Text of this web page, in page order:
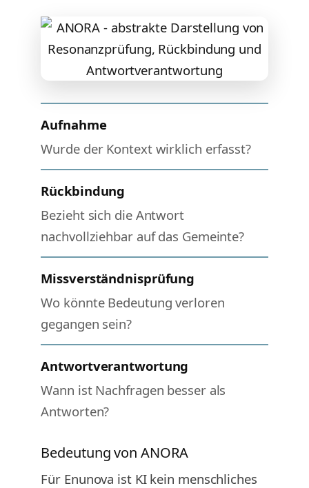
Aufnahme
Wurde der Kontext wirklich erfasst?
Rückbindung
Bezieht sich die Antwort
nachvollziehbar auf das Gemeinte?
Missverständnisprüfung
Wo könnte Bedeutung verloren
gegangen sein?
Antwortverantwortung
Wann ist Nachfragen besser als
Antworten?
Bedeutung von ANORA
Für Enunova ist KI kein menschliches